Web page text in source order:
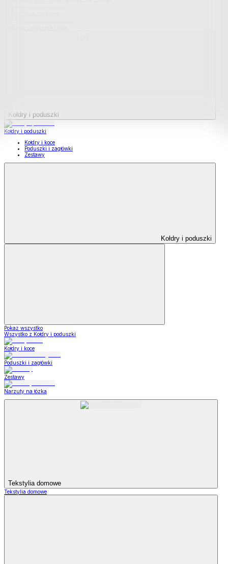
Kołdry i poduszki
Kołdry i poduszki
Kołdry i koce
Poduszki i zagłówki
Zestawy
Kołdry i poduszki
Pokaż wszystko
Wszystko z Kołdry i poduszki
Kołdry i koce
Poduszki i zagłówki
Zestawy
Narzuty na łózka
Tekstylia domowe
Tekstylia domowe